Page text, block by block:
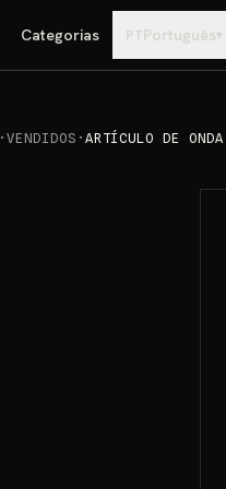
Categorias PTPortuguês▾
· VENDIDOS · ARTÍCULO DE ONDA